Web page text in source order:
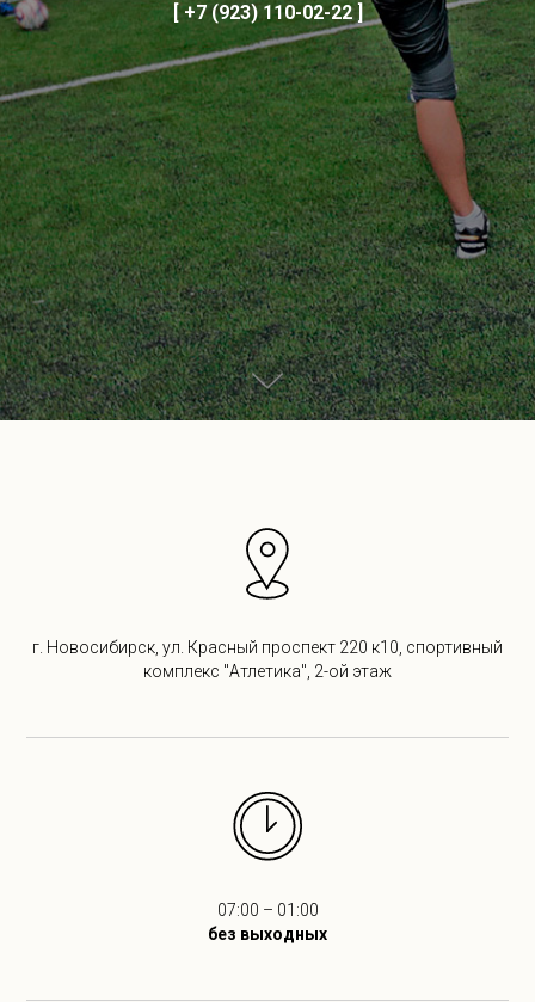
[ +7 (923) 110-02-22 ]
г. Новосибирск, ул. Красный проспект 220 к10, спортивный
комплекс "Атлетика", 2-ой этаж
07:00 – 01:00
без выходных